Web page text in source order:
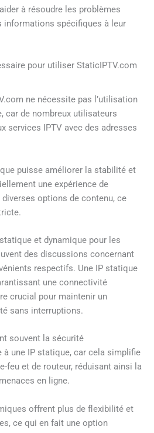
à résoudre les problèmes
informations spécifiques à leur
pour utiliser StaticIPTV.com
ne nécessite pas l’utilisation
car de nombreux utilisateurs
services IPTV avec des adresses
puisse améliorer la stabilité et
une expérience de
options de contenu, ce
et dynamique pour les
des discussions concernant
respectifs. Une IP statique
une connectivité
crucial pour maintenir un
sans interruptions.
souvent la sécurité
à une IP statique, car cela simplifie
feu et de routeur, réduisant ainsi la
en ligne.
offrent plus de flexibilité et
ce qui en fait une option